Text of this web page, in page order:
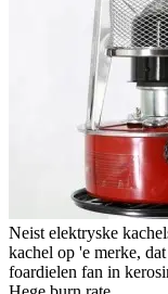
Neist elektryske
kachel op 'e merke,
foardielen fan in